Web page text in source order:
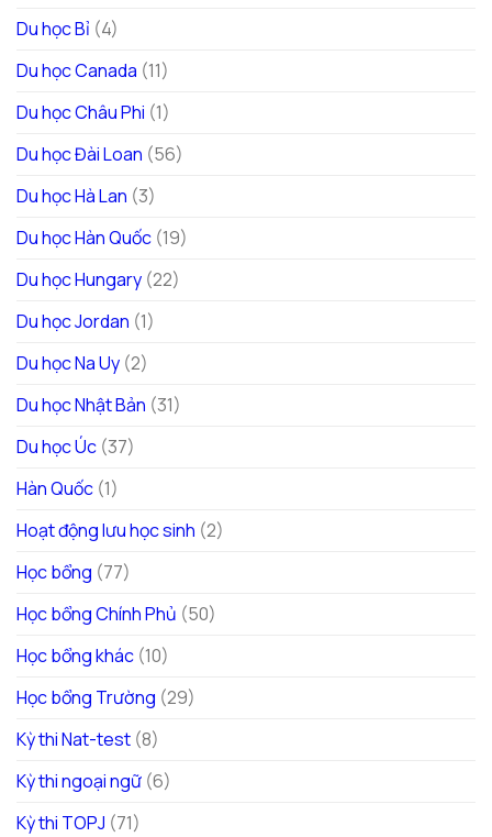
Du học Bỉ (4)
Du học Canada (11)
Du học Châu Phi (1)
Du học Đài Loan (56)
Du học Hà Lan (3)
Du học Hàn Quốc (19)
Du học Hungary (22)
Du học Jordan (1)
Du học Na Uy (2)
Du học Nhật Bản (31)
Du học Úc (37)
Hàn Quốc (1)
Hoạt động lưu học sinh (2)
Học bổng (77)
Học bổng Chính Phủ (50)
Học bổng khác (10)
Học bổng Trường (29)
Kỳ thi Nat-test (8)
Kỳ thi ngoại ngữ (6)
Kỳ thi TOPJ (71)